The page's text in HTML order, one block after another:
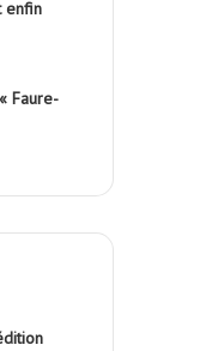
enfin
Faure-